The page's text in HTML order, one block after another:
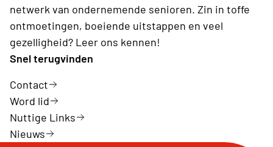
netwerk van ondernemende senioren. Zin in toffe
ontmoetingen, boeiende uitstappen en veel
gezelligheid? Leer ons kennen!
Snel terugvinden
Contact
Word lid
Nuttige Links
Nieuws